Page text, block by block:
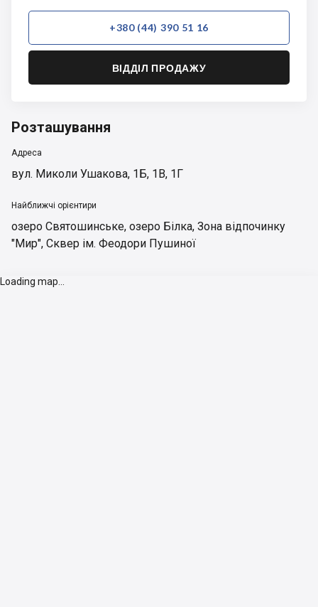
+380 (44) 390 51 16
ВІДДІЛ ПРОДАЖУ
Розташування
Адреса
вул. Миколи Ушакова, 1Б, 1В, 1Г
Найближчі орієнтири
озеро Святошинське, озеро Білка, Зона відпочинку
"Мир", Сквер ім. Феодори Пушиної
Loading map...